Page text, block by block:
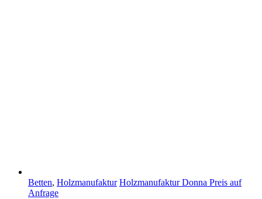
Betten, Holzmanufaktur Holzmanufaktur Donna Preis auf
Anfrage